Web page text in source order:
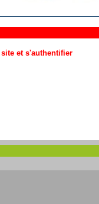
et s'authentifier